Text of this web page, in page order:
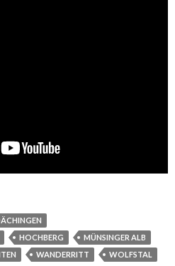
HOCHBERG
MÜNSINGER ALB
WANDERRITT WOLFSTAL